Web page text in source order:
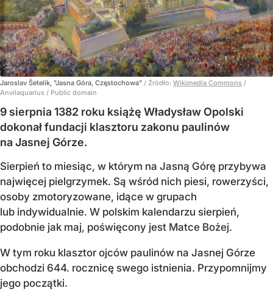
Jaroslav Šetelík, "Jasna Góra, Częstochowa" / Źródło: Wikimedia Commons /
Anvilaquarius / Public domain
9 sierpnia 1382 roku książę Władysław Opolski
dokonał fundacji klasztoru zakonu paulinów
na Jasnej Górze.
Sierpień to miesiąc, w którym na Jasną Górę przybywa
najwięcej pielgrzymek. Są wśród nich piesi, rowerzyści,
osoby zmotoryzowane, idące w grupach
lub indywidualnie. W polskim kalendarzu sierpień,
podobnie jak maj, poświęcony jest Matce Bożej.
W tym roku klasztor ojców paulinów na Jasnej Górze
obchodzi 644. rocznicę swego istnienia. Przypomnijmy
jego początki.